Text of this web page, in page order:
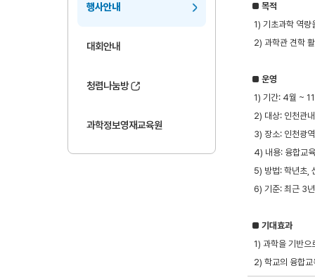
행사안내
대회안내
청렴나눔방
과학정보영재교육원
■목적
1) 기초과학 역량
2) 과학관 견학
■운영
1) 기간: 4월 ~
2) 대상: 인천관
3) 장소: 인천광
4) 내용: 융합교
5) 방법: 학년초,
6) 기준: 최근 3
■기대효과
1) 과학을 기반으
2) 학교의 융합